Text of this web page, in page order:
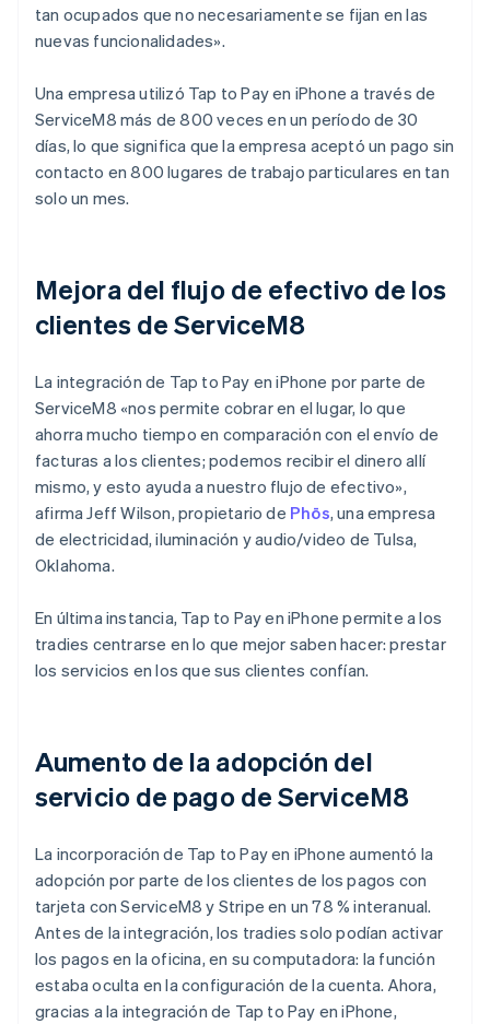
tan ocupados que no necesariamente se fijan en las
nuevas funcionalidades».
Una empresa utilizó Tap to Pay en iPhone a través de
ServiceM8 más de 800 veces en un período de 30
días, lo que significa que la empresa aceptó un pago sin
contacto en 800 lugares de trabajo particulares en tan
solo un mes.
Mejora del flujo de efectivo de los
clientes de ServiceM8
La integración de Tap to Pay en iPhone por parte de
ServiceM8 «nos permite cobrar en el lugar, lo que
ahorra mucho tiempo en comparación con el envío de
facturas a los clientes; podemos recibir el dinero allí
mismo, y esto ayuda a nuestro flujo de efectivo»,
afirma Jeff Wilson, propietario de Phōs, una empresa
de electricidad, iluminación y audio/video de Tulsa,
Oklahoma.
En última instancia, Tap to Pay en iPhone permite a los
tradies centrarse en lo que mejor saben hacer: prestar
los servicios en los que sus clientes confían.
Aumento de la adopción del
servicio de pago de ServiceM8
La incorporación de Tap to Pay en iPhone aumentó la
adopción por parte de los clientes de los pagos con
tarjeta con ServiceM8 y Stripe en un 78 % interanual.
Antes de la integración, los tradies solo podían activar
los pagos en la oficina, en su computadora: la función
estaba oculta en la configuración de la cuenta. Ahora,
gracias a la integración de Tap to Pay en iPhone,